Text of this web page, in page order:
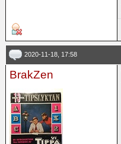
2020-11-18, 17:58
BrakZen